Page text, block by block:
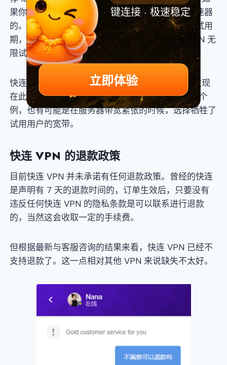
果你能邀请很多人，是可以无限试用快连 VPN 加速器
的。曾经有人通过某些手段不断延长快连 VPN 的试用
期，不过本次我们通过测试，并没有发现“快连 VPN 无
限试用”的漏洞，所以漏洞应该已经被修复。
快连 VPN 虽然可以试用 72 小时，但我们试用时发现
在此期间时长有不稳定的情况出现，不知道是不是个
例，也有可能是在服务器带宽紧张的时候，选择牺牲了
试用用户的宽带。
快连 VPN 的退款政策
目前快连 VPN 并未承诺有任何退款政策。曾经的快连
是声明有 7 天的退款时间的，订单生效后，只要没有
违反任何快连 VPN 的隐私条款是可以联系进行退款
的，当然这会收取一定的手续费。
但根据最新与客服咨询的结果来看，快连 VPN 已经不
支持退款了。这一点相对其他 VPN 来说缺失不太好。
键连接 · 极速稳定
立即体验